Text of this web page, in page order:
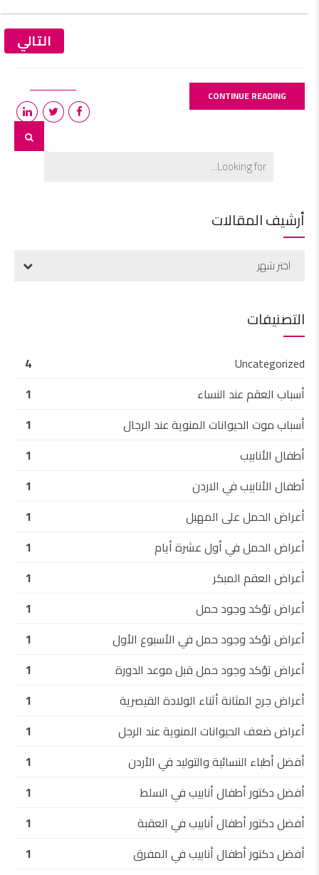
التالي
CONTINUE READING
أرشيف المقالات
اختر شهر
التصنيفات
Uncategorized
4
أسباب العقم عند النساء
1
أسباب موت الحيوانات المنوية عند الرجال
1
أطفال الأنابيب
1
أطفال الأنابيب في الاردن
1
أعراض الحمل على المهبل
1
أعراض الحمل في أول عشرة أيام
1
أعراض العقم المبكر
1
أعراض تؤكد وجود حمل
1
أعراض تؤكد وجود حمل في الأسبوع الأول
1
أعراض تؤكد وجود حمل قبل موعد الدورة
1
أعراض جرح المثانة أثناء الولادة القيصرية
1
أعراض ضعف الحيوانات المنوية عند الرجل
1
أفضل أطباء النسائية والتوليد في الأردن
1
أفضل دكتور أطفال أنابيب في السلط
1
أفضل دكتور أطفال أنابيب في العقبة
1
أفضل دكتور أطفال أنابيب في المفرق
1